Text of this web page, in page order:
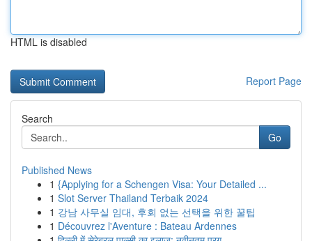
HTML is disabled
Report Page
Search
Go
Published News
1 {Applying for a Schengen Visa: Your Detailed ...
1 Slot Server Thailand Terbaik 2024
1 강남 사무실 임대, 후회 없는 선택을 위한 꿀팁
1 Découvrez l'Aventure : Bateau Ardennes